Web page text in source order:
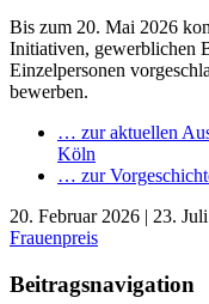
Bis zum 20. Mai 2026
Initiativen, gewerblichen
Einzelpersonen
bewerben.
… zur aktuellen
Köln
… zur
20. Februar 2026 | 23.
Frauenpreis
Beitragsnavigation